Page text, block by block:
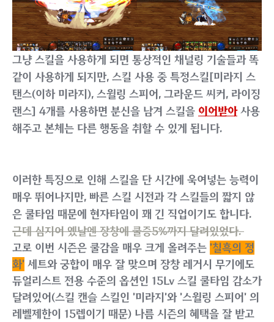
그냥 스킬을 사용하게 되면 통상적인 채널링 기술들과 똑
같이 사용하게 되지만, 스킬 사용 중 특정스킬[미라지 스
탠스(이하 미라지), 스윌링 스피어, 그라운드 씨커, 라이징
랜스] 4개를 사용하면 분신을 남겨 스킬을 이어받아사용
해주고 본체는 다른 행동을 취할 수 있게 됩니다.
이러한 특징으로 인해 스킬을 단 시간에 욱여넣는 능력이
매우 뛰어나지만, 빠른 스킬 시전과 각 스킬들의 짧지 않
은 쿨타임 때문에 현자타임이 꽤 긴 직업이기도 합니다.
근데 심지어 옜날엔 장창에 쿨증5%까지 달려있었다.
고로 이번 시즌은 쿨감을 매우 크게 올려주는 '칠흑의 정
화' 세트와 궁합이 매우 잘 맞으며 장창 레거시 무기에도
듀얼리스트 전용 수준의 옵션인 15Lv 스킬 쿨타임 감소가
달려있어(스킬 캔슬 스킬인 '미라지'와 '스윌링 스피어' 의
레벨제한이 15렙이기 때문) 나름 시즌의 혜택을 잘 받고